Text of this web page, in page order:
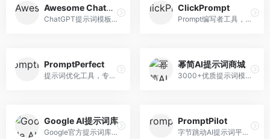
Awesome ChatGPT Prompts
ChatGPT提示词模板库，专注于实用提示词收集。面向ChatGPT用户，提供提示词模板、使用场景、效果展示等资源，模板实用性强。
ClickPrompt
Prompt编写者工具，专注于提示词创作辅助。面向提示词创作者，提供提示词编辑、测试、分享等服务，创作工具完善。
PromptPerfect
提示词优化工具，专注于提示词质量提升。面向AI用户，提供提示词优化、效果测试、版本对比等服务，提示词优化专业。
幂简AI提示词商城
3000+优质提示词模板平台，专注于中文提示词。面向中文AI用户，提供提示词模板、分类检索、一键使用等服务，中文提示词丰富。
Google AI提示词库
Google官方提示词库，专注于Gemini模型优化。面向开发者，提供官方提示词指南、最佳实践、示例代码等资源，权威性强。
PromptPilot
字节跳动AI提示词平台，专注于提示词优化与管理。面向AI用户，提供提示词优化、效果测试、团队协作等服务，企业级功能完善。